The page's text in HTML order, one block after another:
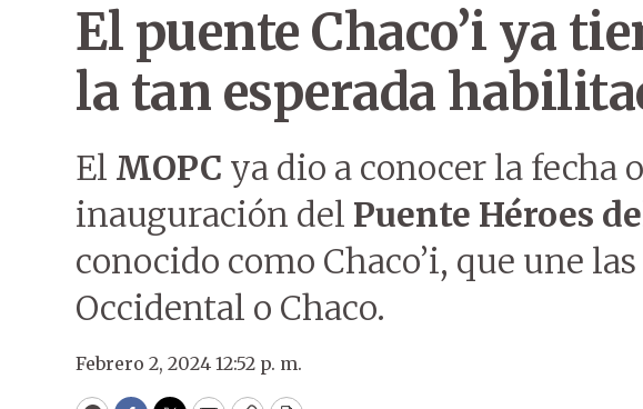
El puente Chaco’i ya
la tan esperada
El MOPC ya dio a conocer la fecha
inauguración del Puente Héroes
conocido como Chaco’i, que une
Occidental o Chaco.
Febrero 2, 2024 12:52 p. m.